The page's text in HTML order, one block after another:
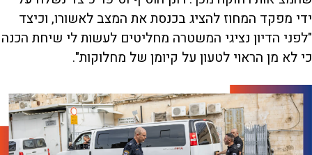
ידי מפקד המחוז להציג בכנסת את המצב לאשורו, וכיצד
"לפני הדיון נציגי המשטרה מחליטים לעשות לי שיחת הכנה
כי לא מן הראוי לטעון על קיומן של מחלוקות".